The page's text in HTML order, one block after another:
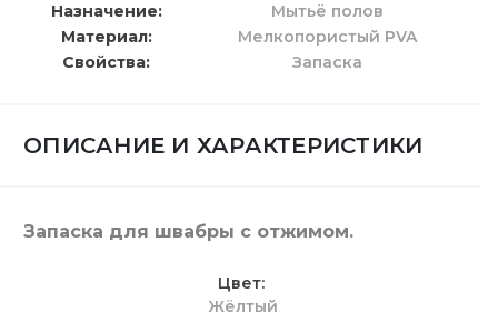
Назначение
Мытьё полов
Материал
Мелкопористый PVA
Свойства
Запаска
ОПИСАНИЕ И ХАРАКТЕРИСТИКИ
Запаска для швабры с отжимом.
Цвет
Жёлтый